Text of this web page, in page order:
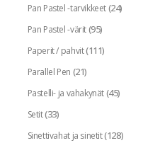
Pan Pastel -tarvikkeet(24)
Pan Pastel -värit(95)
Paperit / pahvit(111)
Parallel Pen (21)
Pastelli- ja vahakynät(45)
Setit(33)
Sinettivahat ja sinetit(128)